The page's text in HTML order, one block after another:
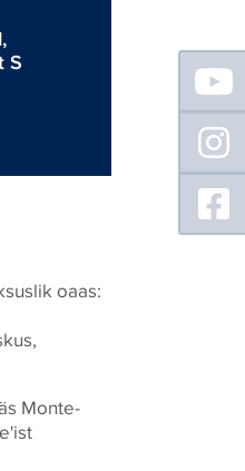
,
S
oaas:
Monte-
Floating